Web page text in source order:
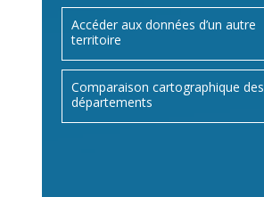
Accéder aux données d’un autre
territoire
Comparaison cartographique des
départements